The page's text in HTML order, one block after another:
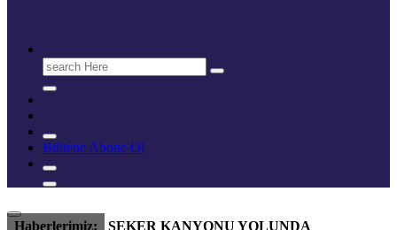
Search
for:
Bültene Abone Ol
Haberlerimiz:
ŞEKER KANYONU YOLUNDA